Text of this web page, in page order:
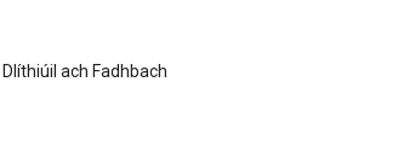
ach Fadhbach